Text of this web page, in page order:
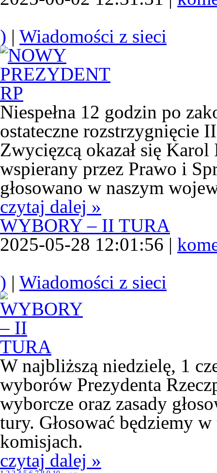
) | Wiadomości z sieci
Niespełna 12 godzin po
ostateczne rozstrzygnięcie
Zwycięzcą okazał się
wspierany przez Prawo i
głosowano w naszym
czytaj dalej »
WYBORY – II TURA
2025-05-28 12:01:56 |
) | Wiadomości z sieci
W najbliższą niedzielę, 1
wyborów Prezydenta
wyborcze oraz zasady
tury. Głosować będziemy
komisjach.
czytaj dalej »